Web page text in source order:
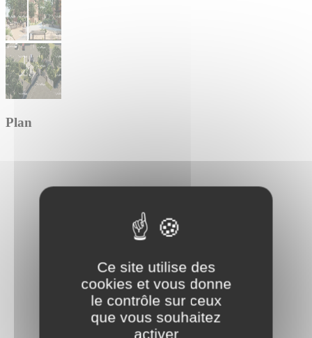
Ce site utilise des
cookies et vous donne
le contrôle sur ceux
que vous souhaitez
activer
Plan